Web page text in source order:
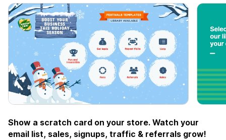
Show a scratch card on your store. Watch your
email list, sales, signups, traffic & referrals grow!